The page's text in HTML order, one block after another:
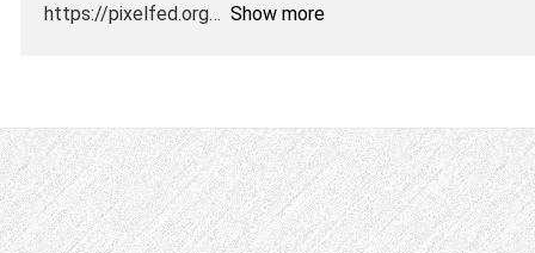
https://pixelfed.org
Show more